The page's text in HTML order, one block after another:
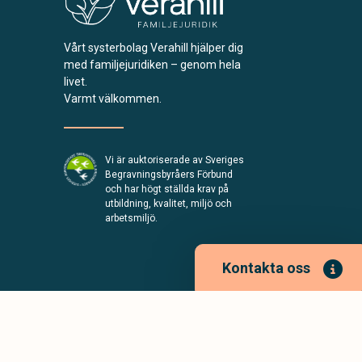
Kontakta oss
Vårt systerbolag Verahill hjälper dig
med familjejuridiken – genom hela
livet.
Varmt välkommen.
Vi är auktoriserade av Sveriges
Begravningsbyråers Förbund
och har högt ställda krav på
utbildning, kvalitet, miljö och
arbetsmiljö.